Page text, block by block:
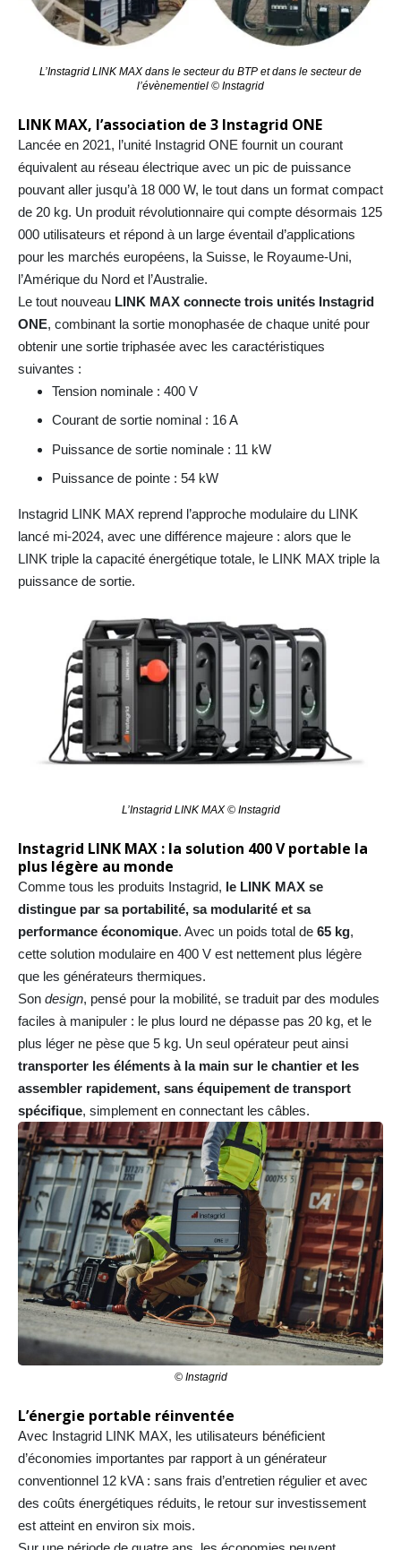
L’Instagrid LINK MAX dans le secteur du BTP et dans le secteur de
l’évènementiel © Instagrid
LINK MAX, l’association de 3 Instagrid ONE
Lancée en 2021, l’unité Instagrid ONE fournit un courant
équivalent au réseau électrique avec un pic de puissance
pouvant aller jusqu’à 18 000 W, le tout dans un format compact
de 20 kg. Un produit révolutionnaire qui compte désormais 125
000 utilisateurs et répond à un large éventail d’applications
pour les marchés européens, la Suisse, le Royaume-Uni,
l’Amérique du Nord et l’Australie.
Le tout nouveau LINK MAX connecte trois unités Instagrid
ONE, combinant la sortie monophasée de chaque unité pour
obtenir une sortie triphasée avec les caractéristiques
suivantes :
Tension nominale : 400 V
Courant de sortie nominal : 16 A
Puissance de sortie nominale : 11 kW
Puissance de pointe : 54 kW
Instagrid LINK MAX reprend l’approche modulaire du LINK
lancé mi-2024, avec une différence majeure : alors que le
LINK triple la capacité énergétique totale, le LINK MAX triple la
puissance de sortie.
L’Instagrid LINK MAX © Instagrid
Instagrid LINK MAX : la solution 400 V portable la
plus légère au monde
Comme tous les produits Instagrid, le LINK MAX se
distingue par sa portabilité, sa modularité et sa
performance économique. Avec un poids total de 65 kg,
cette solution modulaire en 400 V est nettement plus légère
que les générateurs thermiques.
Son design, pensé pour la mobilité, se traduit par des modules
faciles à manipuler : le plus lourd ne dépasse pas 20 kg, et le
plus léger ne pèse que 5 kg. Un seul opérateur peut ainsi
transporter les éléments à la main sur le chantier et les
assembler rapidement, sans équipement de transport
spécifique, simplement en connectant les câbles.
© Instagrid
L’énergie portable réinventée
Avec Instagrid LINK MAX, les utilisateurs bénéficient
d’économies importantes par rapport à un générateur
conventionnel 12 kVA : sans frais d’entretien régulier et avec
des coûts énergétiques réduits, le retour sur investissement
est atteint en environ six mois.